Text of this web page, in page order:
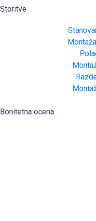
Storitve
Bonitetna ocena